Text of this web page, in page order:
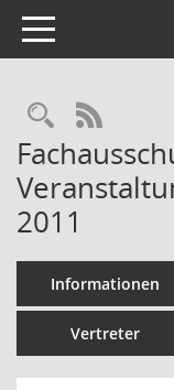
Toggle navigation
RSS-
2011
Informationen
Vertreter